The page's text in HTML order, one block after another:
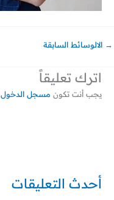
أحدث التعليقات
→ الالوسائط السابقة
اترك تعليقاً
يجب أنت تكون مسجل الدخول